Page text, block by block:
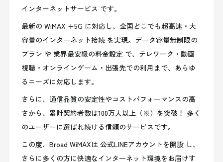
インターネットサービス です。
最新の WiMAX +5G に対応し、全国どこでも超高速・大
容量のインターネット接続 を実現。データ容量無制限の
プラン や 業界最安級の料金設定 で、テレワーク・動画
視聴・オンラインゲーム・出張先での利用まで、あらゆ
るニーズに対応します。
さらに、通信品質の安定性やコストパフォーマンスの高
さから、累計契約者数は100万人以上（※）を突破！ 多く
のユーザーに選ばれ続ける信頼のサービスです。
この度、Broad WiMAXは 公式LINEアカウントを開設 し、
さらに多くの方に快適なインターネット環境をお届けす